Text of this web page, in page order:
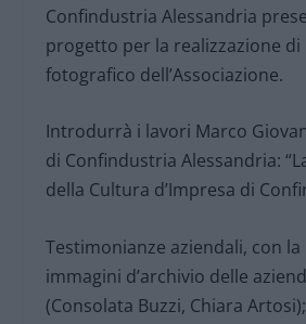
Confindustria Alessandria
progetto per la realizzazione di
fotografico dell’Associazione.
Introdurrà i lavori Marco
di Confindustria Alessandria:
della Cultura d’Impresa di
Testimonianze aziendali, con
immagini d’archivio delle
(Consolata Buzzi, Chiara